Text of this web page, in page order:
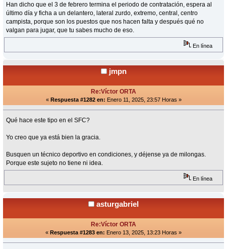
Han dicho que el 3 de febrero termina el periodo de contratación, espera al
último día y ficha a un delantero, lateral zurdo, extremo, central, centro
campista, porque son los puestos que nos hacen falta y después qué no
valgan para jugar, que tu sabes mucho de eso.
En línea
jmpn
Re:Víctor ORTA
« Respuesta #1282 en: Enero 11, 2025, 23:57 Horas »
Qué hace este tipo en el SFC?
Yo creo que ya está bien la gracia.
Busquen un técnico deportivo en condiciones, y déjense ya de milongas.
Porque este sujeto no tiene ni idea.
En línea
asturgabriel
Re:Víctor ORTA
« Respuesta #1283 en: Enero 13, 2025, 13:23 Horas »